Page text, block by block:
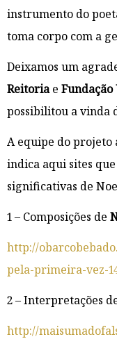
instrumento do
toma corpo com a
Deixamos um
Reitoriae Fundação
possibilitou a vinda
A equipe do projeto
indica aqui sites
significativas de
1 – Composições de
http://
pela-primeira-vez-
2 – Interpretações
http://